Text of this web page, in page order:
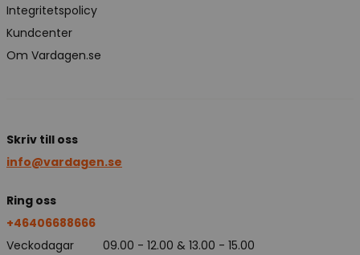
Integritetspolicy
Kundcenter
Om Vardagen.se
Skriv till oss
info@vardagen.se
Ring oss
+46406688666
Veckodagar
09.00 - 12.00 & 13.00 - 15.00